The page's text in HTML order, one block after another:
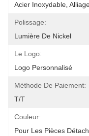
Acier Inoxydable,
Polissage:
Lumière De Nickel
Le Logo:
Logo Personnalisé
Méthode De Paiement:
T/T
Couleur:
Pour Les Pièces